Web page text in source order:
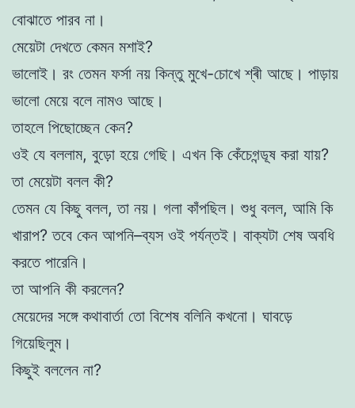
বোঝাতে পারব না।
মেয়েটা দেখতে কেমন মশাই?
ভালোই। রং তেমন ফর্সা নয় কিন্তু মুখে-চোখে শ্ৰী আছে। পাড়ায়
ভালো মেয়ে বলে নামও আছে।
তাহলে পিছোচ্ছেন কেন?
ওই যে বললাম, বুড়ো হয়ে গেছি। এখন কি কেঁচেগন্ডূষ করা যায়?
তা মেয়েটা বলল কী?
তেমন যে কিছু বলল, তা নয়। গলা কাঁপছিল। শুধু বলল, আমি কি
খারাপ? তবে কেন আপনি–ব্যস ওই পর্যন্তই। বাক্যটা শেষ অবধি
করতে পারেনি।
তা আপনি কী করলেন?
মেয়েদের সঙ্গে কথাবার্তা তো বিশেষ বলিনি কখনো। ঘাবড়ে
গিয়েছিলুম।
কিছুই বললেন না?